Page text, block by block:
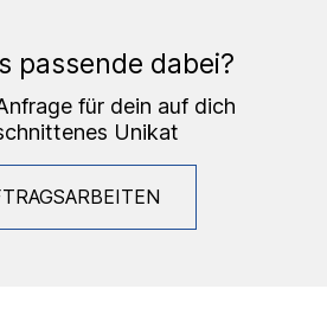
passende dabei?
für dein auf dich
Unikat